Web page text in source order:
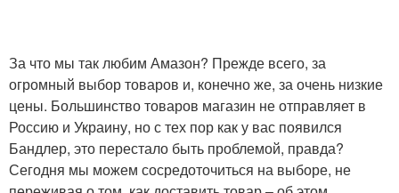
За что мы так любим Амазон? Прежде всего, за
огромный выбор товаров и, конечно же, за очень низкие
цены. Большинство товаров магазин не отправляет в
Россию и Украину, но с тех пор как у вас появился
Бандлер, это перестало быть проблемой, правда?
Сегодня мы можем сосредоточиться на выборе, не